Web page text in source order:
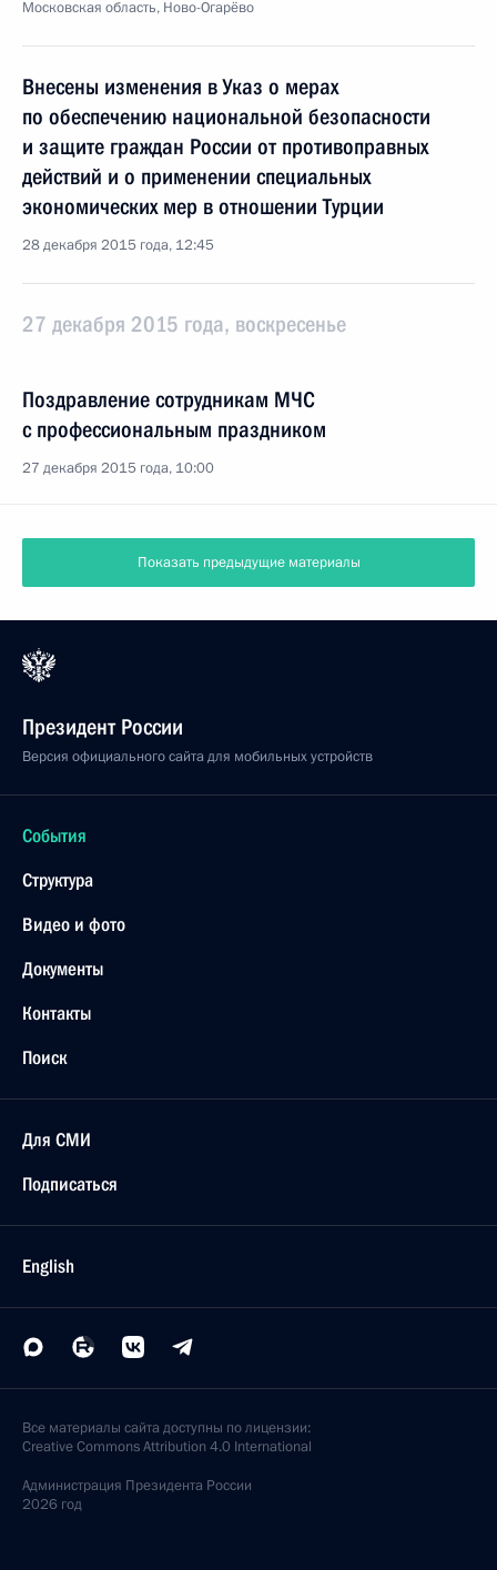
Московская область, Ново-Огарёво
Внесены изменения в Указ о мерах
по обеспечению национальной безопасности
и защите граждан России от противоправных
действий и о применении специальных
экономических мер в отношении Турции
28 декабря 2015 года, 12:45
27 декабря 2015 года, воскресенье
Поздравление сотрудникам МЧС
с профессиональным праздником
27 декабря 2015 года, 10:00
Показать предыдущие материалы
Президент России
Версия официального сайта для мобильных устройств
События
Структура
Видео и фото
Документы
Контакты
Поиск
Для СМИ
Подписаться
English
Все материалы сайта доступны по лицензии:
Creative Commons Attribution 4.0 International
Администрация Президента России
2026 год